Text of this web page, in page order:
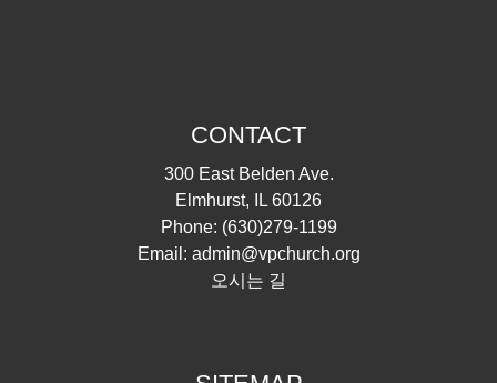
CONTACT
300 East Belden Ave.
Elmhurst, IL 60126
Phone: (630)279-1199
Email: admin@vpchurch.org
오시는 길